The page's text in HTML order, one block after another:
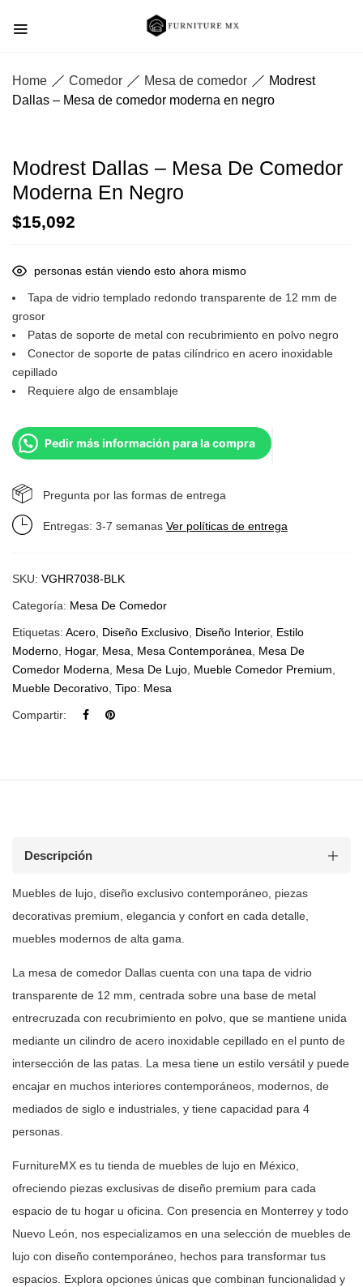
Home Comedor Mesa de comedor
Modrest
Dallas – Mesa de comedor moderna en negro
Modrest Dallas – Mesa De Comedor
Moderna En Negro
$15,092
personas están viendo esto ahora mismo
Tapa de vidrio templado redondo transparente de 12 mm de
grosor
Patas de soporte de metal con recubrimiento en polvo negro
Conector de soporte de patas cilíndrico en acero inoxidable
cepillado
Requiere algo de ensamblaje
Pedir más información para la compra
Pregunta por las formas de entrega
Entregas: 3-7 semanas Ver políticas de entrega
SKU: VGHR7038-BLK
Categoría: Mesa De Comedor
Etiquetas: Acero Diseño Exclusivo Diseño Interior, Estilo
Moderno Hogar, Mesa Mesa Contemporánea
Mesa De
Comedor Moderna
Mesa De Lujo Mueble Comedor Premium
Mueble Decorativo Tipo: Mesa
Compartir:
Descripción
Muebles de lujo, diseño exclusivo contemporáneo, piezas
decorativas premium, elegancia y confort en cada detalle,
muebles modernos de alta gama.
La mesa de comedor Dallas cuenta con una tapa de vidrio
transparente de 12 mm, centrada sobre una base de metal
entrecruzada con recubrimiento en polvo, que se mantiene unida
mediante un cilindro de acero inoxidable cepillado en el punto de
intersección de las patas. La mesa tiene un estilo versátil y puede
encajar en muchos interiores contemporáneos, modernos, de
mediados de siglo e industriales, y tiene capacidad para 4
personas.
FurnitureMX es tu tienda de muebles de lujo en México,
ofreciendo piezas exclusivas de diseño premium para cada
espacio de tu hogar u oficina. Con presencia en Monterrey y todo
Nuevo León, nos especializamos en una selección de muebles de
lujo con diseño contemporáneo, hechos para transformar tus
espacios. Explora opciones únicas que combinan funcionalidad y